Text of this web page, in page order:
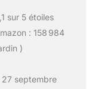
sur 5 étoiles
: 158 984
)
27 septembre